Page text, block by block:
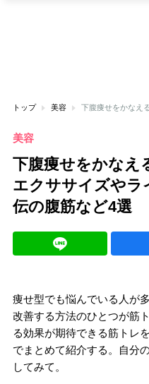
トップ 美容
美容
下腹痩せをかなえ
エクササイズやラ
伝の腹筋など4選
痩せ型でも悩んでいる人が
改善する方法のひとつが筋
る効果が期待できる筋トレ
でまとめて紹介する。自分
してみて。